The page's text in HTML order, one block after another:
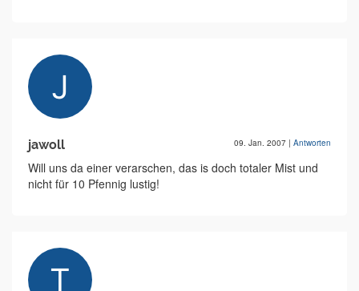
jawoll 09. Jan. 2007 | Antworten
Will uns da einer verarschen, das is doch totaler Mist und
nicht für 10 Pfennig lustig!